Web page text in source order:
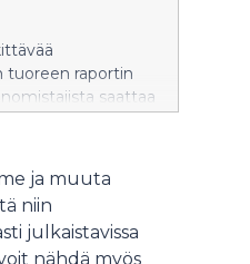
vuoden 2009.
tuoreen raportin
saattaa
kestävyyttä.
ja muuta
niin
julkaistavissa
nähdä myös